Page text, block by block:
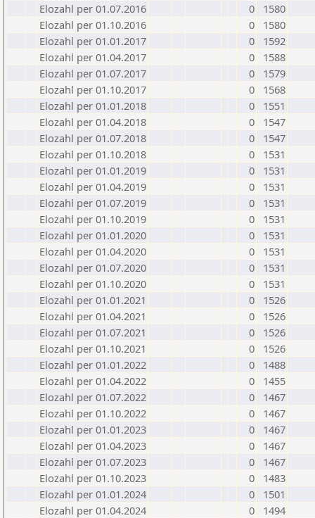
Elozahl per 01.07.2016
0
1580
Elozahl per 01.10.2016
0
1580
Elozahl per 01.01.2017
0
1592
Elozahl per 01.04.2017
0
1588
Elozahl per 01.07.2017
0
1579
Elozahl per 01.10.2017
0
1568
Elozahl per 01.01.2018
0
1551
Elozahl per 01.04.2018
0
1547
Elozahl per 01.07.2018
0
1547
Elozahl per 01.10.2018
0
1531
Elozahl per 01.01.2019
0
1531
Elozahl per 01.04.2019
0
1531
Elozahl per 01.07.2019
0
1531
Elozahl per 01.10.2019
0
1531
Elozahl per 01.01.2020
0
1531
Elozahl per 01.04.2020
0
1531
Elozahl per 01.07.2020
0
1531
Elozahl per 01.10.2020
0
1531
Elozahl per 01.01.2021
0
1526
Elozahl per 01.04.2021
0
1526
Elozahl per 01.07.2021
0
1526
Elozahl per 01.10.2021
0
1526
Elozahl per 01.01.2022
0
1488
Elozahl per 01.04.2022
0
1455
Elozahl per 01.07.2022
0
1467
Elozahl per 01.10.2022
0
1467
Elozahl per 01.01.2023
0
1467
Elozahl per 01.04.2023
0
1467
Elozahl per 01.07.2023
0
1467
Elozahl per 01.10.2023
0
1483
Elozahl per 01.01.2024
0
1501
Elozahl per 01.04.2024
0
1494